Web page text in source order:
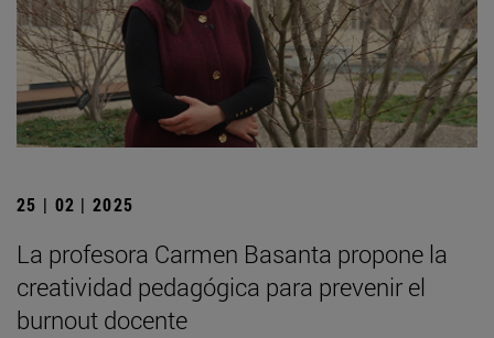
25 | 02 | 2025
La profesora Carmen Basanta propone la
creatividad pedagógica para prevenir el
burnout docente